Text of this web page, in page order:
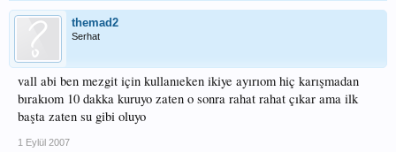
themad2
Serhat
vall abi ben mezgit için kullanıeken ikiye ayırıom hiç karışmadan
bırakıom 10 dakka kuruyo zaten o sonra rahat rahat çıkar ama ilk
başta zaten su gibi oluyo
1 Eylül 2007